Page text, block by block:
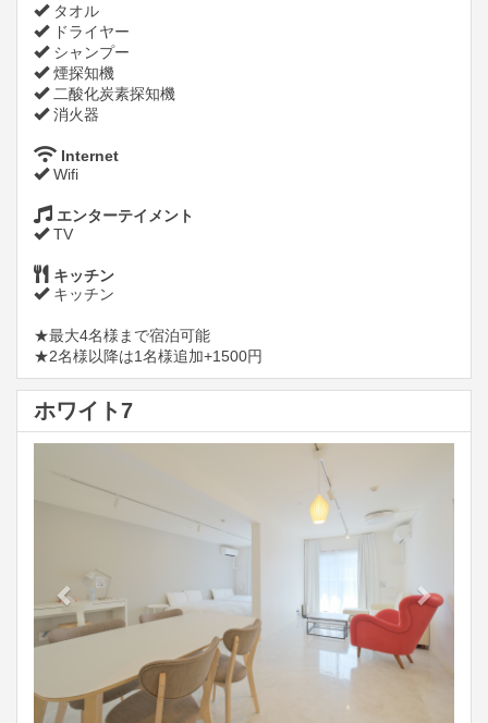
タオル
ドライヤー
シャンプー
煙探知機
二酸化炭素探知機
消火器
Internet
Wifi
エンターテイメント
TV
キッチン
キッチン
★最大4名様まで宿泊可能
★2名様以降は1名様追加+1500円
ホワイト7